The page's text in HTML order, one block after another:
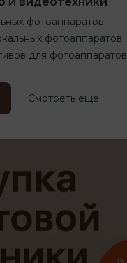
фотоаппаратов
фотоаппаратов
для фотоаппаратов
Смотреть еще